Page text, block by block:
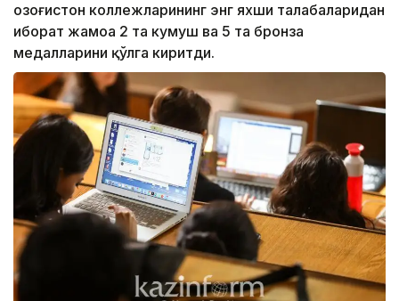
Қозоғистон коллежларининг энг яхши талабаларидан
иборат жамоа 2 та кумуш ва 5 та бронза
медалларини қўлга киритди.